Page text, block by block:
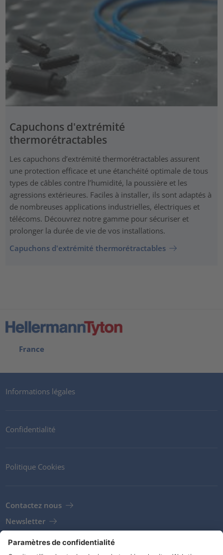
Capuchons d'extrémité
thermorétractables
Les capuchons d’extrémité thermorétractables assurent
une protection efficace et une étanchéité optimale de tous
types de câbles contre l’humidité, la poussière et les
agressions extérieures. Faciles à installer, ils sont adaptés à
de nombreuses applications industrielles, électriques et
télécoms. Découvrez notre gamme pour sécuriser et
prolonger la durée de vie de vos installations.
Capuchons d'extrémité thermorétractables
France
Informations légales
Confidentialité
Politique Cookies
Contactez nous
Newsletter